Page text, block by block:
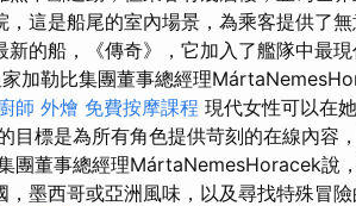
，這是船尾的室內場景，為乘客提供了無
新的船，《傳奇》，它加入了艦隊中最
加勒比集團董事總經理
師 外燴 免費按摩課程 現代女性可以在
目標是為所有角色提供苛刻的在線內容
團董事總經理MártaNemesHoracek說
，墨西哥或亞洲風味，以及尋找特殊冒險